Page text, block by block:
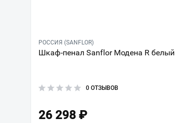
РОССИЯ (SANFLOR)
Шкаф-пенал Sanflor Модена R белый
0 ОТЗЫВОВ
26 298 ₽